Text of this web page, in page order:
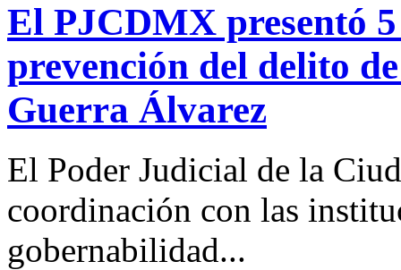
El PJCDMX presentó
prevención del delito
Guerra Álvarez
El Poder Judicial de la
coordinación con las
gobernabilidad...